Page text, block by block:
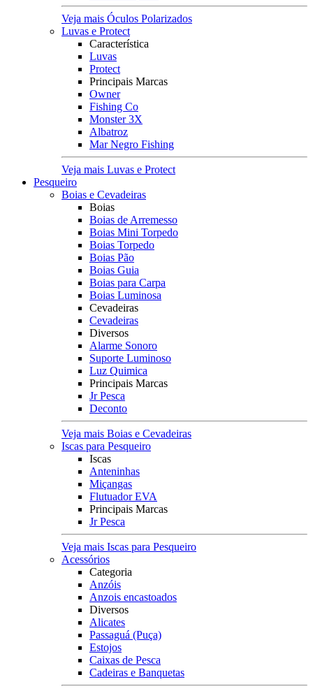
Veja mais Óculos Polarizados
Luvas e Protect
Característica
Luvas
Protect
Principais Marcas
Owner
Fishing Co
Monster 3X
Albatroz
Mar Negro Fishing
Veja mais Luvas e Protect
Pesqueiro
Boias e Cevadeiras
Boias
Boias de Arremesso
Boias Mini Torpedo
Boias Torpedo
Boias Pão
Boias Guia
Boias para Carpa
Boias Luminosa
Cevadeiras
Cevadeiras
Diversos
Alarme Sonoro
Suporte Luminoso
Luz Quimica
Principais Marcas
Jr Pesca
Deconto
Veja mais Boias e Cevadeiras
Iscas para Pesqueiro
Iscas
Anteninhas
Miçangas
Flutuador EVA
Principais Marcas
Jr Pesca
Veja mais Iscas para Pesqueiro
Acessórios
Categoria
Anzóis
Anzois encastoados
Diversos
Alicates
Passaguá (Puça)
Estojos
Caixas de Pesca
Cadeiras e Banquetas